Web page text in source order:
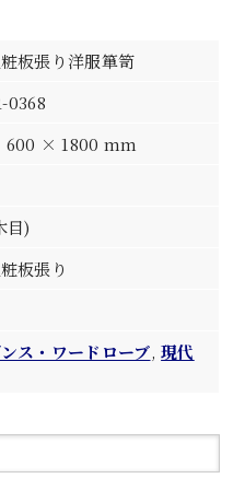
板張り洋服箪笥
0368
× 1800 mm
目)
板張り
ス・ワードローブ,現代